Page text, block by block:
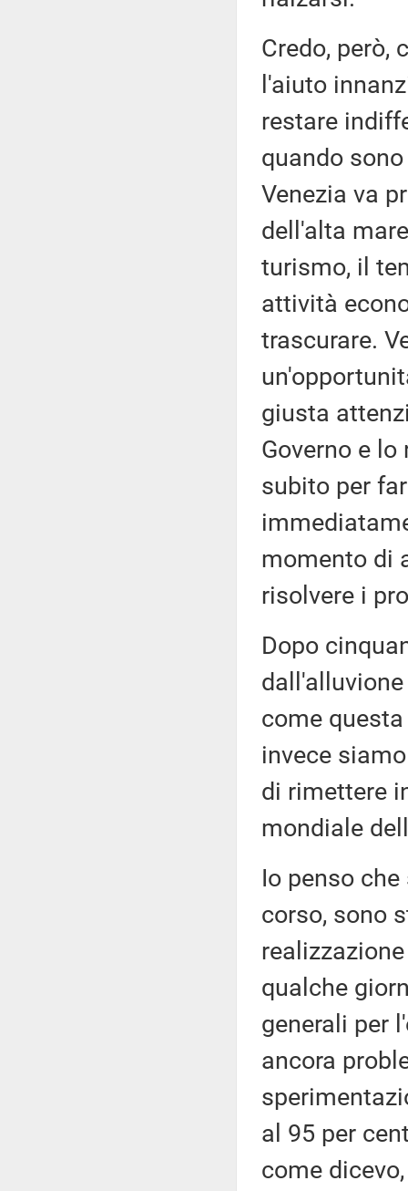
Credo, però,
l'aiuto
restare
quando
Venezia va
dell'alta
turismo, il
attività
trascurare.
giusta
Governo e
subito per
momento di
risolvere i
Dopo
come
invece
di rimettere
mondiale
Io penso
corso, sono
qualche
generali per
ancora
al 95 per
come